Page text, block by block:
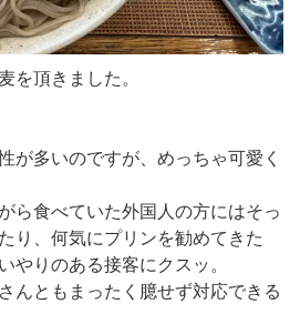
を頂きました。
が多いのですが、めっちゃ可愛く
ら食べていた外国人の方にはそっ
り、何気にプリンを勧めてきた
やりのある接客にクスッ。
んともまったく臆せず対応できる